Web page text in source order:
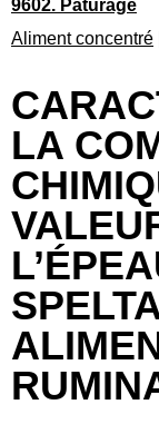
9602. Pâturage
Aliment concentré
LA